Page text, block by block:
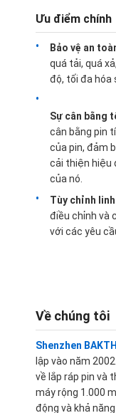
Trang chủ
Sản phẩm
Video
Ưu điểm chính
Bảo vệ an
quá tải, quá
độ, tối đa hóa
Sự cân bằng
cân bằng pin
của pin, đảm
cải thiện hiệu
của nó.
Tùy chỉnh
điều chỉnh và
với các yêu
Về chúng tôi
Shenzhen
lập vào năm
về lắp ráp pin và
máy rộng 1.000
động và khả